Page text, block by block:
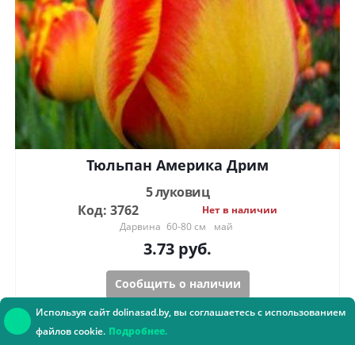
Тюльпан Америка Дрим
5 луковиц
Код: 3762
Нет в наличии
Дарвина 60-80 см май
3.73 руб.
Сообщить о наличии
Используя сайт dolinasad.by, вы соглашаетесь с использованием
файлов cookie. Подробнее.